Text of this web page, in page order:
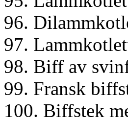
96.
97.
98. Biff av
99. Fransk
100. Biffstek